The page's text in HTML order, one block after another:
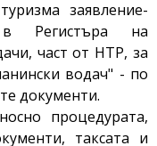
заявление-
Регистъра на
част от НТР, за
водач" - по
документи.
процедурата,
таксата и